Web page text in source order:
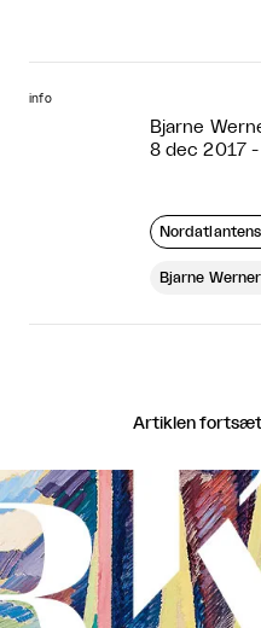
info
Bjarne
8 dec 2017
Bjarne
Artiklen